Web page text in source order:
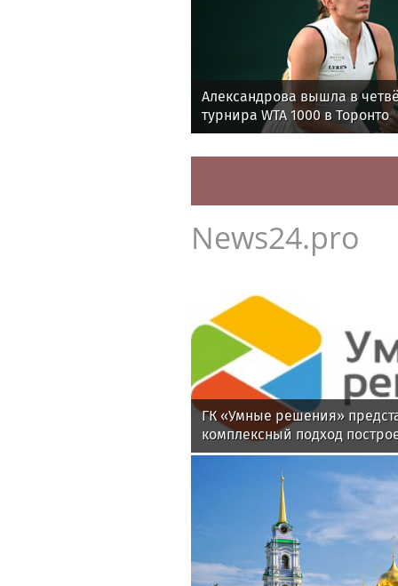
Александрова вышла в
турнира WTA 1000 в Торонто
News24.pro
ГК «Умные решения»
комплексный подход
киберустойчивости